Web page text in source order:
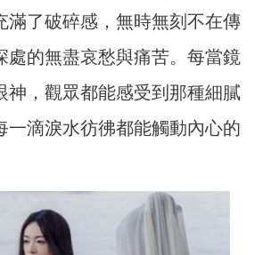
滿了破碎感，無時無刻不在傳
處的無盡哀愁與痛苦。每當鏡
神，觀眾都能感受到那種細膩
一滴淚水彷彿都能觸動內心的